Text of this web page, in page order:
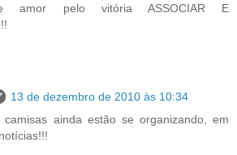
amor pelo vitória ASSOCIAR E
13 de dezembro de 2010 às 10:34
ainda estão se organizando, em